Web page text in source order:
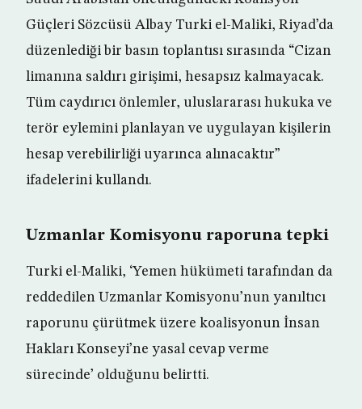
Güçleri Sözcüsü Albay Turki el-Maliki, Riyad’da
düzenlediği bir basın toplantısı sırasında “Cizan
limanına saldırı girişimi, hesapsız kalmayacak.
Tüm caydırıcı önlemler, uluslararası hukuka ve
terör eylemini planlayan ve uygulayan kişilerin
hesap verebilirliği uyarınca alınacaktır”
ifadelerini kullandı.
Uzmanlar Komisyonu raporuna tepki
Turki el-Maliki, ‘Yemen hükümeti tarafından da
reddedilen Uzmanlar Komisyonu’nun yanıltıcı
raporunu çürütmek üzere koalisyonun İnsan
Hakları Konseyi’ne yasal cevap verme
sürecinde’ olduğunu belirtti.